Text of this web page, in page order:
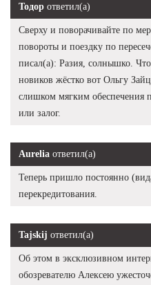
Тодор ответил(а)
Сверху и поворачивайте по
повороты и поездку по
писал(а): Разия, солнышко.
новиков жёстко вот Ольгу
слишком мягким обеспечения
или залог.
Aurelia ответил(а)
Теперь пришло постоянно
перекредитования.
Tajskij ответил(а)
Об этом в эксклюзивном
обозревателю Алексею